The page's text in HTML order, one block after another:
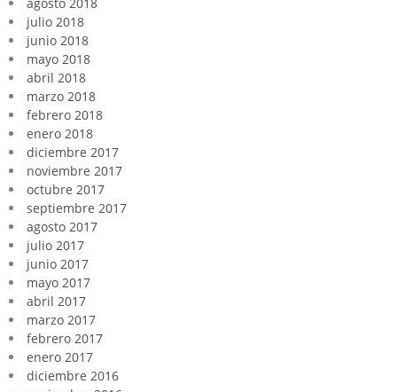
julio 2018
junio 2018
mayo 2018
abril 2018
marzo 2018
febrero 2018
enero 2018
diciembre 2017
noviembre 2017
octubre 2017
septiembre 2017
agosto 2017
julio 2017
junio 2017
mayo 2017
abril 2017
marzo 2017
febrero 2017
enero 2017
diciembre 2016